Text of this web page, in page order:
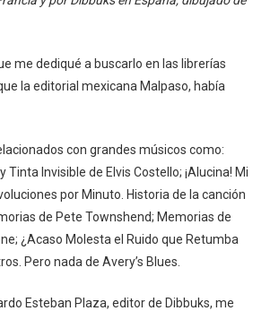
me dediqué a buscarlo en las librerías
la editorial mexicana Malpaso, había
con grandes músicos como:
Invisible de Elvis Costello; ¡Alucina! Mi
por Minuto. Historia de la canción
de Pete Townshend; Memorias de
¿Acaso Molesta el Ruido que Retumba
Pero nada de Avery’s Blues.
Esteban Plaza, editor de Dibbuks, me